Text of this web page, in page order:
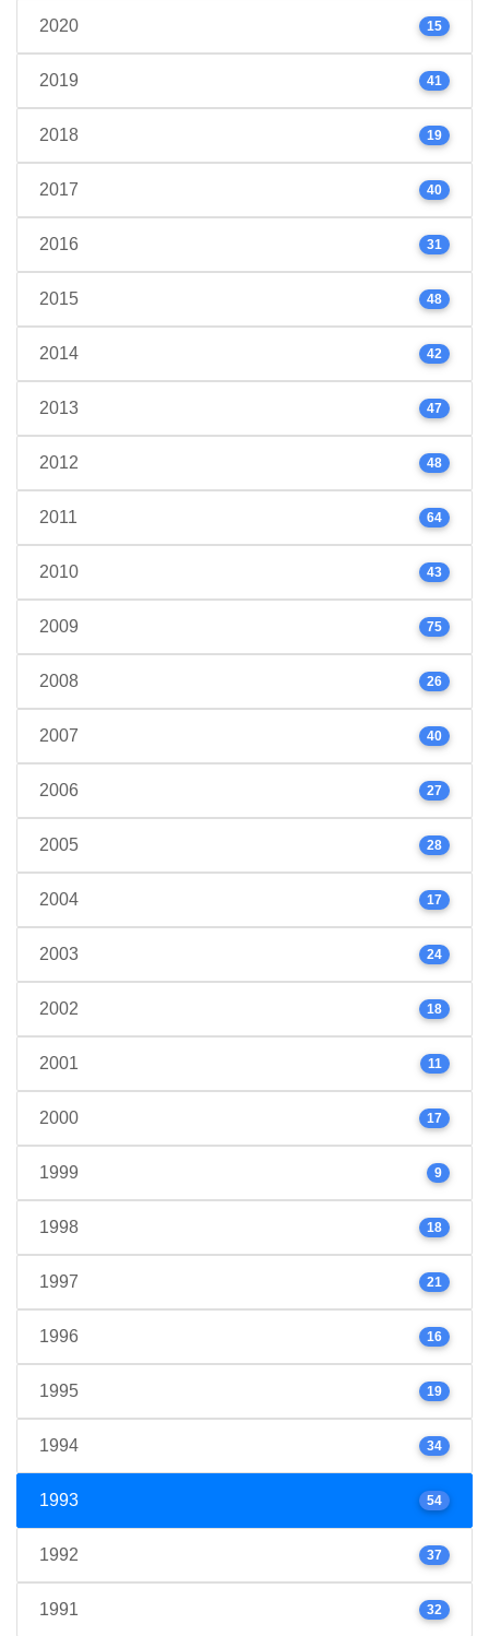
2020 15
2019 41
2018 19
2017 40
2016 31
2015 48
2014 42
2013 47
2012 48
2011 64
2010 43
2009 75
2008 26
2007 40
2006 27
2005 28
2004 17
2003 24
2002 18
2001 11
2000 17
1999 9
1998 18
1997 21
1996 16
1995 19
1994 34
1993 54
1992 37
1991 32